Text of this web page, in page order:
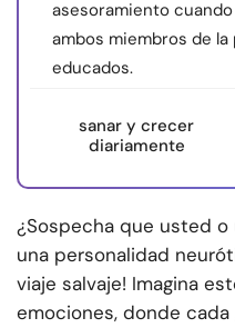
asesoramiento
ambos miembros de
educados.
sanar y crecer
diariamente
¿Sospecha que usted
una personalidad
viaje salvaje! Imagina
emociones, donde